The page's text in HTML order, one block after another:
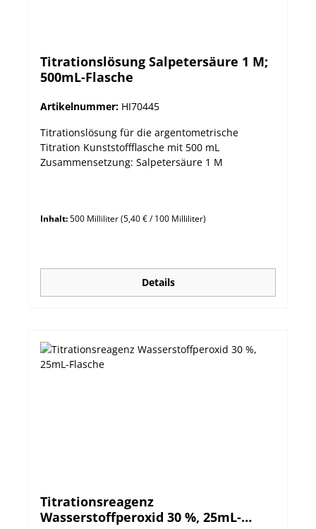
Titrationslösung Salpetersäure 1 M;
500mL-Flasche
Artikelnummer: HI70445
Titrationslösung für die argentometrische
Titration Kunststoffflasche mit 500 mL
Zusammensetzung: Salpetersäure 1 M
Inhalt:500 Milliliter(5,40 € / 100 Milliliter)
Details
Titrationsreagenz
Wasserstoffperoxid 30 %, 25mL-